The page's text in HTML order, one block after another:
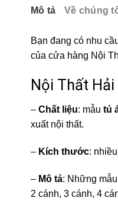
Mô tả Về chúng
Bạn đang có nhu
của cửa hàng Nội
Nội Thất Hải
– Chất liệu: mẫu tủ
xuất nội thất.
– Kích thước:
– Mô tả: Những
2 cánh, 3 cánh, 4